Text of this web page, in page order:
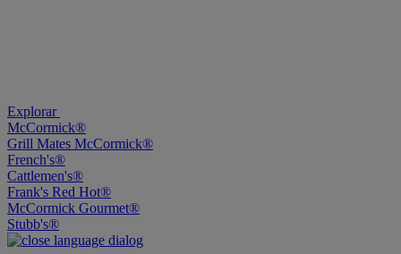
Explorar
McCormick®
Grill Mates McCormick®
French's®
Cattlemen's®
Frank's Red Hot®
McCormick Gourmet®
Stubb's®